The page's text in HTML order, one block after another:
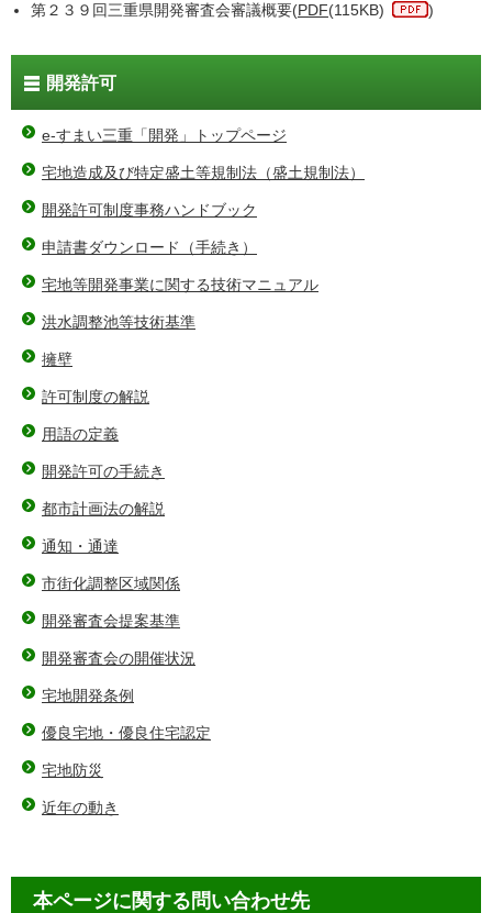
第２３９回三重県開発審査会審議概要(PDF(115KB) )
開発許可
e-すまい三重「開発」トップページ
宅地造成及び特定盛土等規制法（盛土規制法）
開発許可制度事務ハンドブック
申請書ダウンロード（手続き）
宅地等開発事業に関する技術マニュアル
洪水調整池等技術基準
擁壁
許可制度の解説
用語の定義
開発許可の手続き
都市計画法の解説
通知・通達
市街化調整区域関係
開発審査会提案基準
開発審査会の開催状況
宅地開発条例
優良宅地・優良住宅認定
宅地防災
近年の動き
本ページに関する問い合わせ先